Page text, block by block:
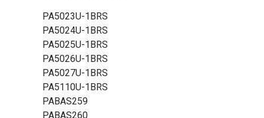
PA5023U-1BRS
PA5024U-1BRS
PA5025U-1BRS
PA5026U-1BRS
PA5027U-1BRS
PA5110U-1BRS
PABAS259
PABAS260